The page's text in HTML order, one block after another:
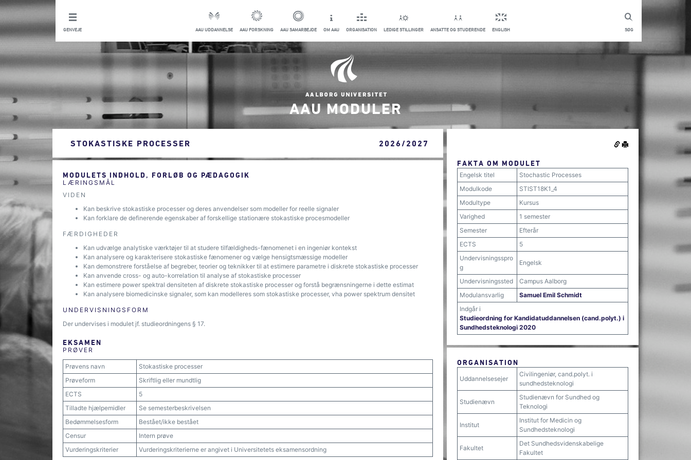
SØG
GENVEJE AAU UDDANNELSE AAU FORSKNING AAU SAMARBEJDE OM AAU ORGANISATION LEDIGE STILLINGER ANSATTE OG STUDERENDE ENGLISH
AAU MODULER
STOKASTISKE PROCESSER 2026/2027
MODULETS INDHOLD, FORLØB OG PÆDAGOGIK
LÆRINGSMÅL
VIDEN
Kan beskrive stokastiske processer og deres anvendelser som modeller for reelle signaler
Kan forklare de definerende egenskaber af forskellige stationære stokastiske procesmodeller
FÆRDIGHEDER
Kan udvælge analytiske værktøjer til at studere tilfældigheds-fænomenet i en ingeniør kontekst
Kan analysere og karakterisere stokastiske fænomener og vælge hensigtsmæssige modeller
Kan demonstrere forståelse af begreber, teorier og teknikker til at estimere parametre i diskrete stokastiske processer
Kan anvende cross- og auto-korrelation til analyse af stokastiske processer
Kan estimere power spektral densiteten af diskrete stokastiske processer og forstå begrænsningerne i dette estimat
Kan analysere biomedicinske signaler, som kan modelleres som stokastiske processer, vha power spektrum densitet
UNDERVISNINGSFORM
Der undervises i modulet jf. studieordningens § 17.
EKSAMEN
PRØVER
Prøvens navn
Stokastiske processer
Prøveform
Skriftlig eller mundtlig
ECTS
5
Tilladte hjælpemidler
Se semesterbeskrivelsen
Bedømmelsesform
Bestået/ikke bestået
Censur
Intern prøve
Vurderingskriterier
Vurderingskriterierne er angivet i Universitetets eksamensordning
FAKTA OM MODULET
Engelsk titel
Stochastic Processes
Modulkode
STIST18K1_4
Modultype
Kursus
Varighed
1 semester
Semester
Efterår
ECTS
5
Undervisningsspro
g
Engelsk
Undervisningssted
Campus Aalborg
Modulansvarlig
Samuel Emil Schmidt
Indgår i
Studieordning for Kandidatuddannelsen (cand.polyt.) i
Sundhedsteknologi 2020
ORGANISATION
Uddannelsesejer
Civilingeniør, cand.polyt. i
sundhedsteknologi
Studienævn
Studienævn for Sundhed og
Teknologi
Institut
Institut for Medicin og
Sundhedsteknologi
Fakultet
Det Sundhedsvidenskabelige
Fakultet